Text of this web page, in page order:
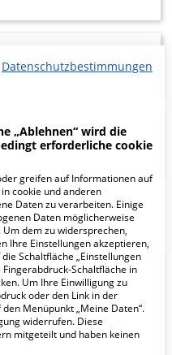
geringe Auslastung
Datenschutzbestimmungen
„Ablehnen“ wird die
erforderliche cookie
greifen auf Informationen auf
cookie und anderen
Daten zu verarbeiten. Einige
Daten möglicherweise
dem zu widersprechen,
Ihre Einstellungen akzeptieren,
Schaltfläche „Einstellungen
Schaltfläche in
Um Ihre Einwilligung zu
oder den Link in der
Menüpunkt „Meine Daten“.
widerrufen. Diese
mitgeteilt und haben keinen